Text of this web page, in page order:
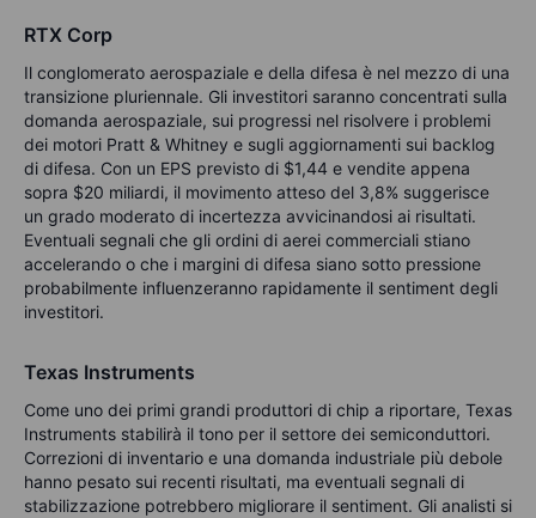
RTX Corp
Il conglomerato aerospaziale e della difesa è nel mezzo di una
transizione pluriennale. Gli investitori saranno concentrati sulla
domanda aerospaziale, sui progressi nel risolvere i problemi
dei motori Pratt & Whitney e sugli aggiornamenti sui backlog
di difesa. Con un EPS previsto di $1,44 e vendite appena
sopra $20 miliardi, il movimento atteso del 3,8% suggerisce
un grado moderato di incertezza avvicinandosi ai risultati.
Eventuali segnali che gli ordini di aerei commerciali stiano
accelerando o che i margini di difesa siano sotto pressione
probabilmente influenzeranno rapidamente il sentiment degli
investitori.
Texas Instruments
Come uno dei primi grandi produttori di chip a riportare, Texas
Instruments stabilirà il tono per il settore dei semiconduttori.
Correzioni di inventario e una domanda industriale più debole
hanno pesato sui recenti risultati, ma eventuali segnali di
stabilizzazione potrebbero migliorare il sentiment. Gli analisti si